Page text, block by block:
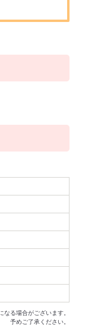
る場合がございます。
予めご了承ください。